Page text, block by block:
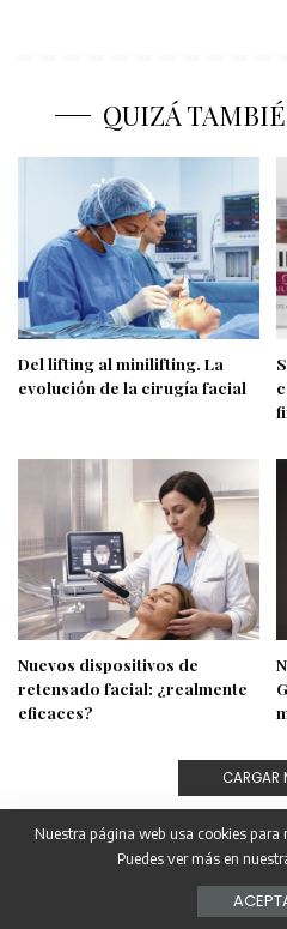
QUIZÁ
Del lifting al minilifting. La
evolución de la cirugía facial
Nuevos dispositivos de
retensado facial: ¿realmente
eficaces?
CARGAR
Nuestra página web usa cookies para
Puedes ver más en